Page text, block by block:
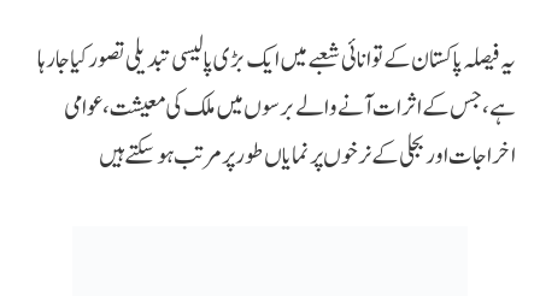
یہ فیصلہ پاکستان کے توانائی شعبے میں ایک بڑی پالیسی تبدیلی تصور کیا جا رہا
ہے، جس کے اثرات آنے والے برسوں میں ملک کی معیشت، عوامی
اخراجات اور بجلی کے نرخوں پر نمایاں طور پر مرتب ہو سکتے ہیں